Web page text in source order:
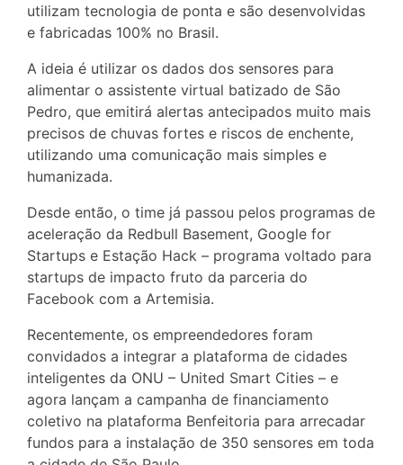
utilizam tecnologia de ponta e são desenvolvidas
e fabricadas 100% no Brasil.
A ideia é utilizar os dados dos sensores para
alimentar o assistente virtual batizado de São
Pedro, que emitirá alertas antecipados muito mais
precisos de chuvas fortes e riscos de enchente,
utilizando uma comunicação mais simples e
humanizada.
Desde então, o time já passou pelos programas de
aceleração da Redbull Basement, Google for
Startups e Estação Hack – programa voltado para
startups de impacto fruto da parceria do
Facebook com a Artemisia.
Recentemente, os empreendedores foram
convidados a integrar a plataforma de cidades
inteligentes da ONU – United Smart Cities – e
agora lançam a campanha de financiamento
coletivo na plataforma Benfeitoria para arrecadar
fundos para a instalação de 350 sensores em toda